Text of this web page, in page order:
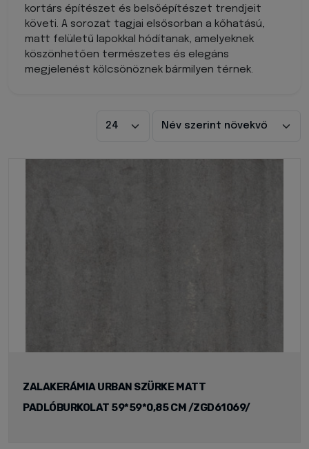
kortárs építészet és belsőépítészet trendjeit
követi. A sorozat tagjai elsősorban a kőhatású,
matt felületű lapokkal hódítanak, amelyeknek
köszönhetően természetes és elegáns
megjelenést kölcsönöznek bármilyen térnek.
ZALAKERÁMIA URBAN SZÜRKE MATT
PADLÓBURKOLAT 59*59*0,85 CM /ZGD61069/